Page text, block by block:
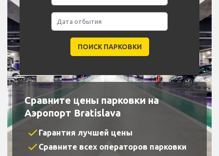
Сравните цены парковки на
Аэропорт Bratislava
check Гарантия лучшей цены
check Сравните всех операторов парковки